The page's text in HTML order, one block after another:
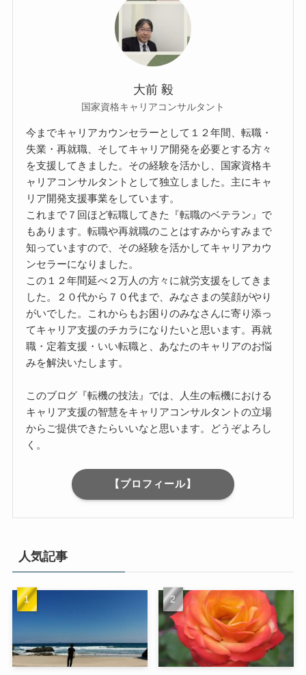
大前 毅
国家資格キャリアコンサルタント
今までキャリアカウンセラーとして１２年間、転職・
失業・再就職、そしてキャリア開発を必要とする方々
を支援してきました。その経験を活かし、国家資格キ
ャリアコンサルタントとして独立しました。主にキャ
リア開発支援事業をしています。
これまで７回ほど転職してきた『転職のベテラン』で
もあります。転職や再就職のことはすみからすみまで
知っていますので、その経験を活かしてキャリアカウ
ンセラーになりました。
この１２年間延べ２万人の方々に就労支援をしてきま
した。２０代から７０代まで、みなさまの笑顔がやり
がいでした。これからもお困りのみなさんに寄り添っ
てキャリア支援のチカラになりたいと思います。再就
職・定着支援・いい転職と、あなたのキャリアのお悩
みを解決いたします。
このブログ『転機の技法』では、人生の転機における
キャリア支援の智慧をキャリアコンサルタントの立場
からご提供できたらいいなと思います。どうぞよろし
く。
【プロフィール】
人気記事